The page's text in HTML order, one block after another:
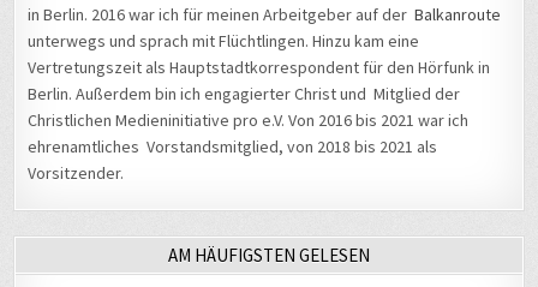
in Berlin. 2016 war ich für meinen Arbeitgeber auf derBalkanroute
unterwegs und sprach mit Flüchtlingen. Hinzu kam eine
Vertretungszeit als Hauptstadtkorrespondent für den Hörfunk in
Berlin. Außerdem bin ich engagierter Christ und Mitglied der
Christlichen Medieninitiative pro e.V. Von 2016 bis 2021 war ich
ehrenamtliches Vorstandsmitglied, von 2018 bis 2021 als
Vorsitzender.
AM HÄUFIGSTEN GELESEN